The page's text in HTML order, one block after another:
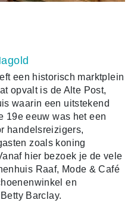
een historisch marktplein
opvalt is de Alte Post,
waarin een uitstekend
19e eeuw was het een
handelsreizigers,
zoals koning
hier bezoek je de vele
Raaf, Mode & Café
en
Barclay.